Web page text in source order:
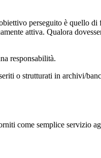
perseguito è quello di
attiva. Qualora
responsabilità.
o strutturati in archivi/
come semplice servizio